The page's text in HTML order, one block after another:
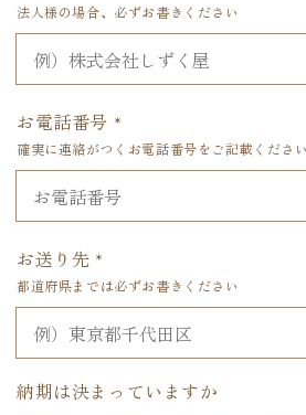
法人様の場合、必ずお書きください
お電話番号 *
確実に連絡がつくお電話番号をご記載ください
お送り先 *
都道府県までは必ずお書きください
納期は決まっていますか